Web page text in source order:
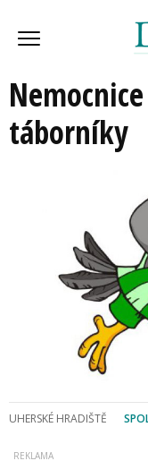
táborníky
UHERSKÉ HRADIŠTĚ